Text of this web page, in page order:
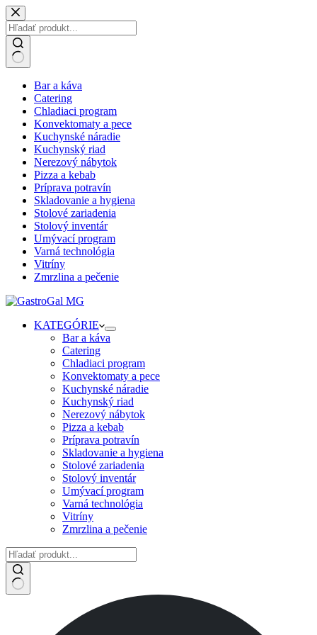
Skip
to
content
results Bar a káva
Catering
Chladiaci program
Konvektomaty a pece
Kuchynské náradie
Kuchynský riad
Nerezový nábytok
Pizza a kebab
Príprava potravín
Skladovanie a hygiena
Stolové zariadenia
Stolový inventár
Umývací program
Varná technológia
Vitríny
Zmrzlina a pečenie
KATEGÓRIE
Bar a káva
Catering
Chladiaci program
Konvektomaty a pece
Kuchynské náradie
Kuchynský riad
Nerezový nábytok
Pizza a kebab
Príprava potravín
Skladovanie a hygiena
Stolové zariadenia
Stolový inventár
Umývací program
Varná technológia
Vitríny
Zmrzlina a pečenie